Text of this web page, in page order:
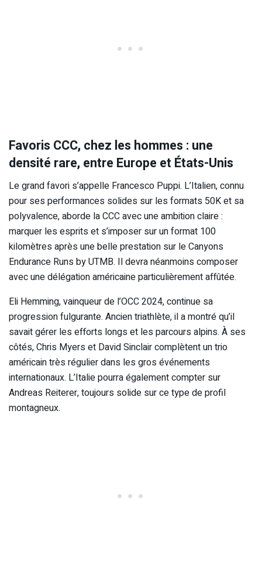
Favoris CCC, chez les hommes : une
densité rare, entre Europe et États-Unis
Le grand favori s’appelle Francesco Puppi. L’Italien, connu
pour ses performances solides sur les formats 50K et sa
polyvalence, aborde la CCC avec une ambition claire :
marquer les esprits et s’imposer sur un format 100
kilomètres après une belle prestation sur le Canyons
Endurance Runs by UTMB. Il devra néanmoins composer
avec une délégation américaine particulièrement affûtée.
Eli Hemming, vainqueur de l’OCC 2024, continue sa
progression fulgurante. Ancien triathlète, il a montré qu’il
savait gérer les efforts longs et les parcours alpins. À ses
côtés, Chris Myers et David Sinclair complètent un trio
américain très régulier dans les gros événements
internationaux. L’Italie pourra également compter sur
Andreas Reiterer, toujours solide sur ce type de profil
montagneux.